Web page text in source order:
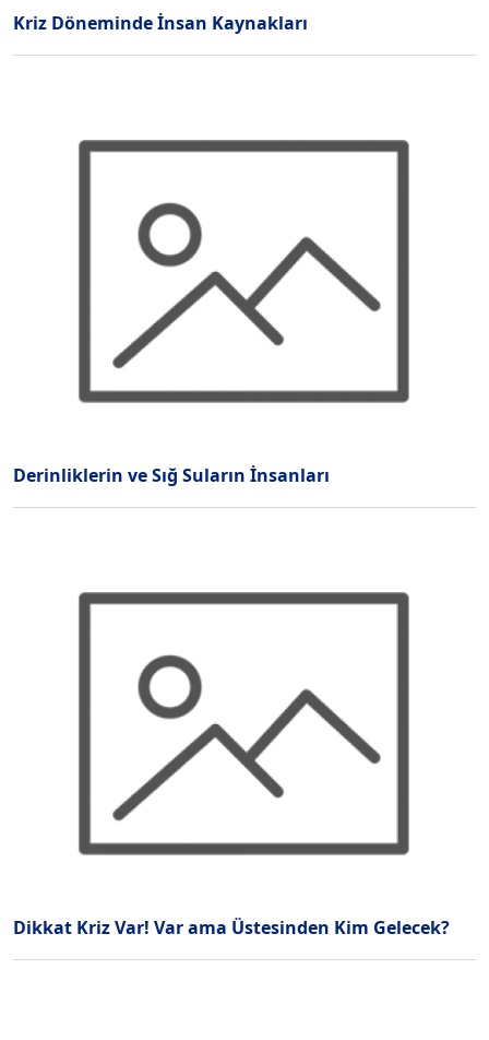
Kriz Döneminde İnsan Kaynakları
Derinliklerin ve Sığ Suların İnsanları
Dikkat Kriz Var! Var ama Üstesinden Kim Gelecek?